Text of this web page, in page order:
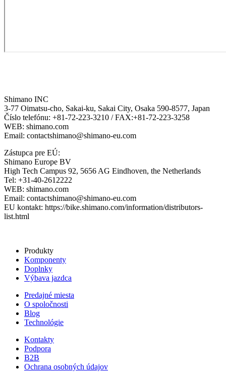
Shimano INC
3-77 Oimatsu-cho, Sakai-ku, Sakai City, Osaka 590-8577, Japan
Číslo telefónu: +81-72-223-3210 / FAX:+81-72-223-3258
WEB: shimano.com
Email: contactshimano@shimano-eu.com
Zástupca pre EÚ:
Shimano Europe BV
High Tech Campus 92, 5656 AG Eindhoven, the Netherlands
Tel: +31-40-2612222
WEB: shimano.com
Email: contactshimano@shimano-eu.com
EU kontakt: https://bike.shimano.com/information/distributors-
list.html
Produkty
Komponenty
Doplnky
Výbava jazdca
Predajné miesta
O spoločnosti
Blog
Technológie
Kontakty
Podpora
B2B
Ochrana osobných údajov